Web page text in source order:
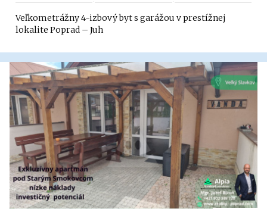
Veľkometrážny 4-izbový byt s garážou v prestížnej
lokalite Poprad – Juh